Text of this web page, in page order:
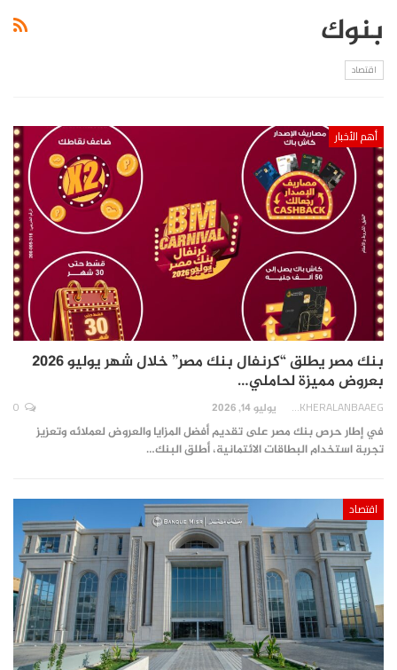
بنوك
اقتصاد
أهم الأخبار
بنك مصر يطلق “كرنفال بنك مصر” خلال شهر يوليو 2026
بعروض مميزة لحاملي…
AKHERALANBAAEG يوليو 14, 2026
في إطار حرص بنك مصر على تقديم أفضل المزايا والعروض لعملائه وتعزيز
تجربة استخدام البطاقات الائتمانية، أطلق البنك…
اقتصاد